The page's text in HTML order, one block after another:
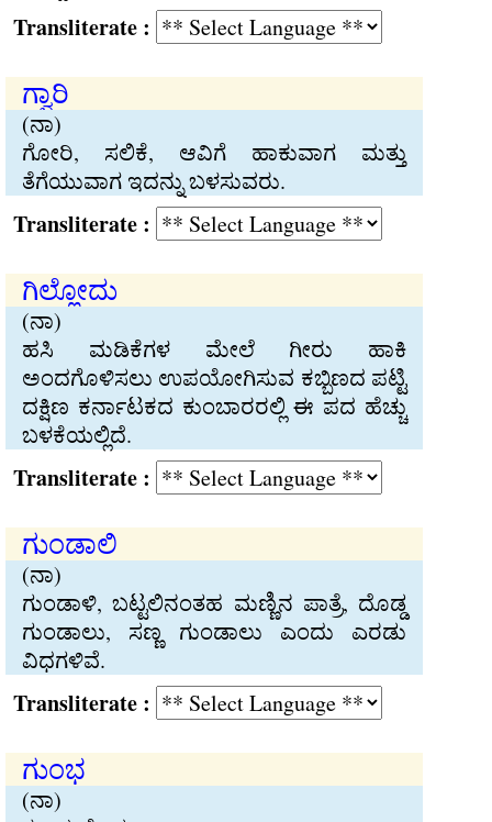
:
ಗ್ವಾರಿ
(ನಾ)
ಗೋರಿ, ಸಲಿಕೆ, ಆವಿಗೆ ಹಾಕುವಾಗ ಮತ್ತು
ತೆಗೆಯುವಾಗ ಇದನ್ನು ಬಳಸುವರು.
:
ಗಿಲ್ಲೋದು
(ನಾ)
ಹಸಿ ಮಡಿಕೆಗಳ ಮೇಲೆ ಗೀರು ಹಾಕಿ
ಅಂದಗೊಳಿಸಲು ಉಪಯೋಗಿಸುವ ಕಬ್ಬಿಣದ ಪಟ್ಟಿ
ದಕ್ಷಿಣ ಕರ್ನಾಟಕದ ಕುಂಬಾರರಲ್ಲಿ ಈ ಪದ ಹೆಚ್ಚು
ಬಳಕೆಯಲ್ಲಿದೆ.
:
ಗುಂಡಾಲಿ
(ನಾ)
ಗುಂಡಾಳಿ, ಬಟ್ಟಲಿನಂತಹ ಮಣ್ಣಿನ ಪಾತ್ರೆ, ದೊಡ್ಡ
ಗುಂಡಾಲು, ಸಣ್ಣ ಗುಂಡಾಲು ಎಂದು ಎರಡು
ವಿಧಗಳಿವೆ.
:
ಗುಂಭ
(ನಾ)